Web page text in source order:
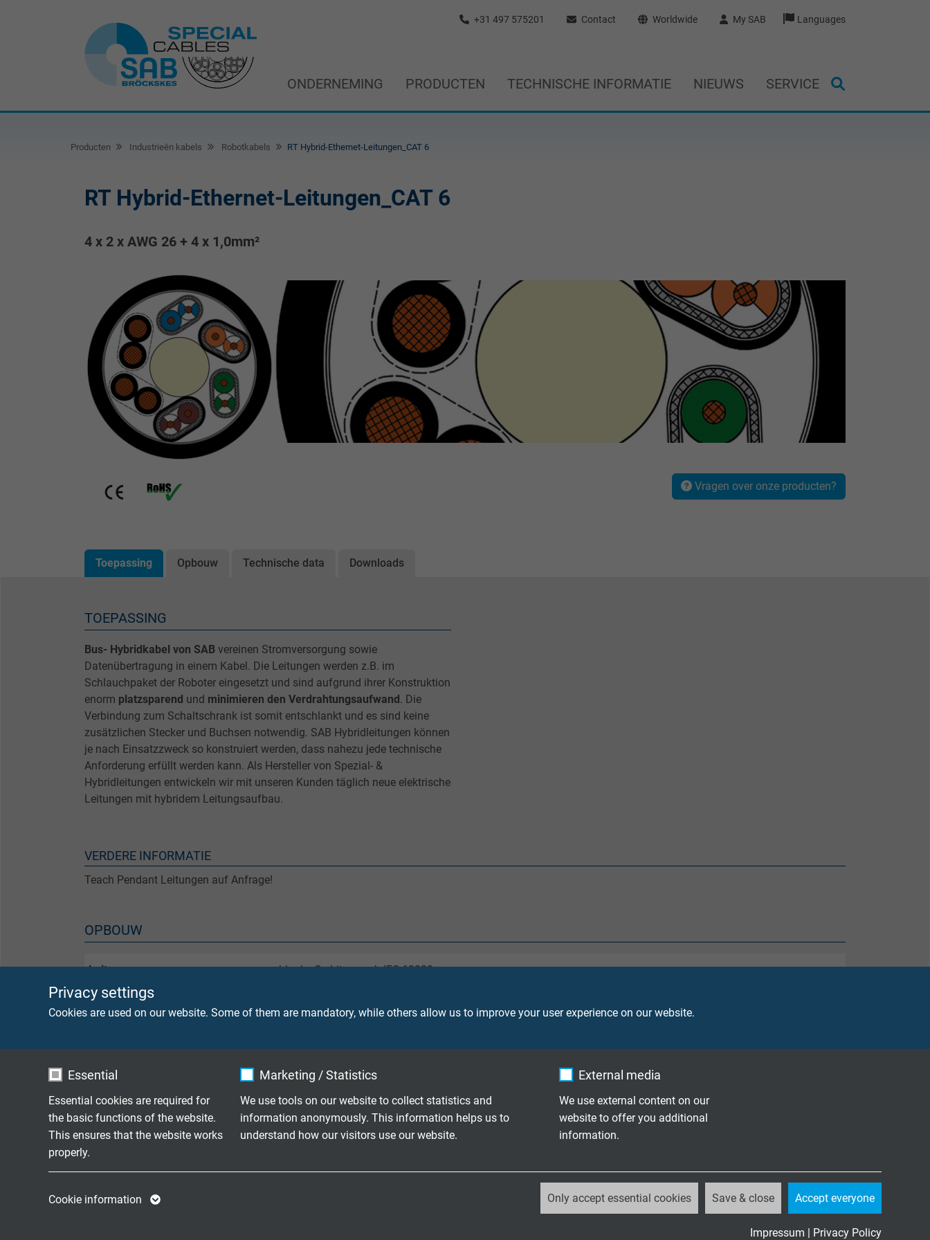
Privacy settings
Cookies are used on our website. Some of them are mandatory, while others allow us to improve your user experience on our website.
Essential
Essential cookies are required for
the basic functions of the website.
This ensures that the website works
properly.
Marketing / Statistics
We use tools on our website to collect statistics and
information anonymously. This information helps us to
understand how our visitors use our website.
External media
We use external content on our
website to offer you additional
information.
Cookie information Only accept essential cookies Save & close Accept everyone
Impressum | Privacy Policy
+31 497 575201 Contact Worldwide My SAB Languages
ONDERNEMING PRODUCTEN TECHNISCHE INFORMATIE NIEUWS SERVICE
Producten Industrieën kabels Robotkabels RT Hybrid-Ethernet-Leitungen_CAT 6
RT Hybrid-Ethernet-Leitungen_CAT 6
4 x 2 x AWG 26 + 4 x 1,0mm²
Vragen over onze producten?
Toepassing Opbouw Technische data Downloads
TOEPASSING
Bus- Hybridkabel von SAB vereinen Stromversorgung sowie
Datenübertragung in einem Kabel. Die Leitungen werden z.B. im
Schlauchpaket der Roboter eingesetzt und sind aufgrund ihrer Konstruktion
enorm platzsparend und minimieren den Verdrahtungsaufwand. Die
Verbindung zum Schaltschrank ist somit entschlankt und es sind keine
zusätzlichen Stecker und Buchsen notwendig. SAB Hybridleitungen können
je nach Einsatzzweck so konstruiert werden, dass nahezu jede technische
Anforderung erfüllt werden kann. Als Hersteller von Spezial- &
Hybridleitungen entwickeln wir mit unseren Kunden täglich neue elektrische
Leitungen mit hybridem Leitungsaufbau.
VERDERE INFORMATIE
Teach Pendant Leitungen auf Anfrage!
OPBOUW
Leiter blanke Cu-Litze nach IEC 60228
Isolierhülle
4 x 2 x AWG 26: FEP
4 x 1,0 mm²: TPE
weiß-blau/blau,
weiß-grün/grün,
weiß-braun/braun
schwarze Adern mit fortlaufendem Ziffernaufdruck nach EN 50334 + VDE 0293-334